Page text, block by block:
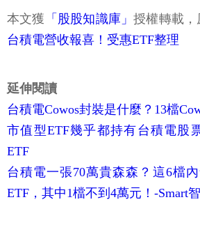
本文獲 「股股知識庫」授權轉載，
台積電營收報喜！受惠ETF整理
延伸閱讀
台積電Cowos封裝是什麼？13檔
市值型ETF幾乎都持有台積電股
ETF
台積電一張70萬貴森森？這6檔
ETF，其中1檔不到4萬元！-Smart